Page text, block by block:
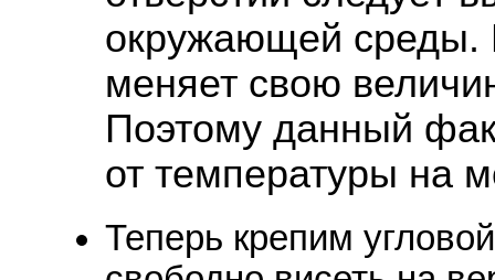
окружающей среды.
меняет свою
Поэтому данный
от температуры на
Теперь крепим